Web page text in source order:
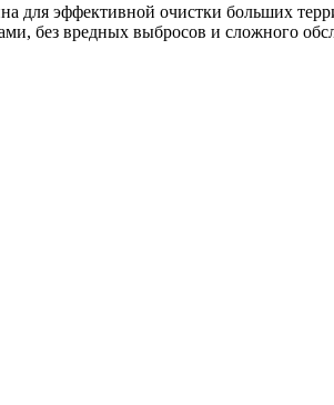
для эффективной очистки больших
без вредных выбросов и сложного